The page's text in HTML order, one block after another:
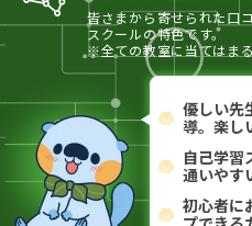
皆さまから寄せられた口
スクールの特色です。
※全ての教室に当てはま
優しい先
導。楽し
自己学習
通いやす
初心者に